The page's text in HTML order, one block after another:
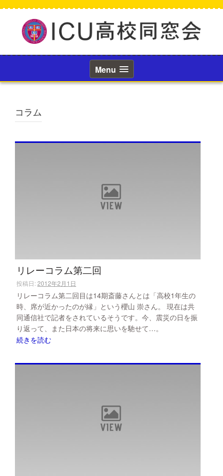
へ
ッ
Menu
コラム
リレーコラム第二回
投稿日:2012年2月1日
リレーコラム第二回目は14期斎藤さんとは「高校1年生の
時、席が近かったのが縁」という櫻山 崇さん。 現在は共
同通信社で記者をされているそうです。今、震災の日を振
り返って、また日本の将来に思いを馳せて…。
続きを読む